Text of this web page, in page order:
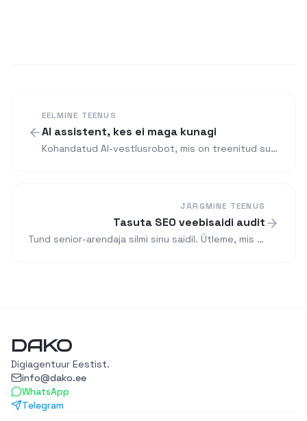
EELMINE TEENUS
AI assistent, kes ei maga kunagi
Kohandatud AI-vestlusrobot, mis on treenitud su äri peale. Vastab küsimustele, kvalifitseerib müügivihjeid ja töötab ööpäev ringi.
JÄRGMINE TEENUS
Tasuta SEO veebisaidi audit
Tund senior-arendaja silmi sinu saidil. Ütleme, mis on katki, mis töötab ja mida esimesena parandada.
DAKO
Digiagentuur Eestist.
info@dako.ee
WhatsApp
Telegram